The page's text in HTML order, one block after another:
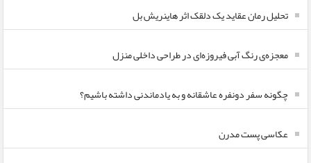
تحلیل رمان عقاید یک دلقک اثر هاینریش بل
معجزه‌ی رنگ آبی فیروزه‌ای در طراحی داخلی منزل
چگونه سفر دونفره عاشقانه و به یادماندنی داشته باشیم؟
عکاسی پست مدرن